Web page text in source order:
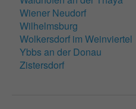
Wiener Neudorf
Wilhelmsburg
Wolkersdorf im Weinviertel
Ybbs an der Donau
Zistersdorf